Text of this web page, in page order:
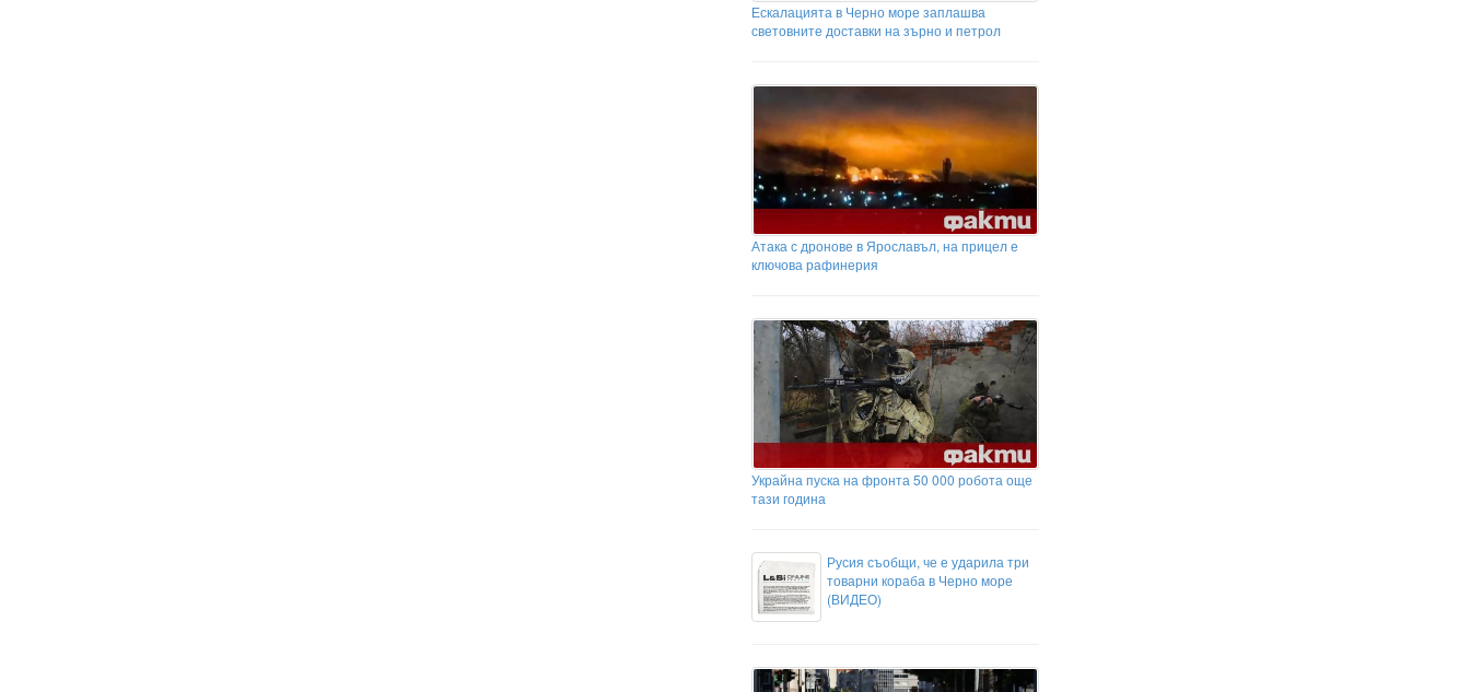
Ескалацията в Черно море заплашва
световните доставки на зърно и петрол
Атака с дронове в Ярославъл, на прицел е
ключова рафинерия
Украйна пуска на фронта 50 000 робота още
тази година
Русия съобщи, че е ударила три
товарни кораба в Черно море
(ВИДЕО)